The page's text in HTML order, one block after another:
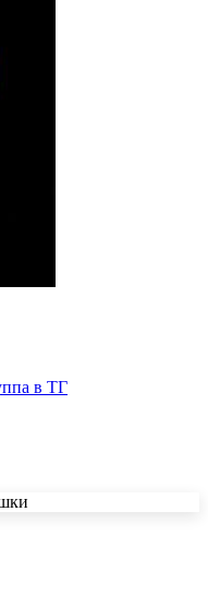
в ТГ